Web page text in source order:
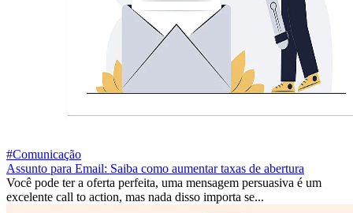
#Comunicação
Assunto para Email: Saiba como aumentar taxas de abertura
Você pode ter a oferta perfeita, uma mensagem persuasiva é um
excelente call to action, mas nada disso importa se...